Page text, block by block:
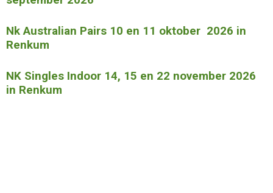
Nk Australian Pairs 10 en 11 oktober 2026 in
Renkum
NK Singles Indoor 14, 15 en 22 november 2026
in Renkum